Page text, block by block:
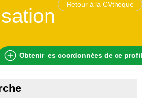
Retour à la CVthèque
Obtenir les coordonnées de ce profil